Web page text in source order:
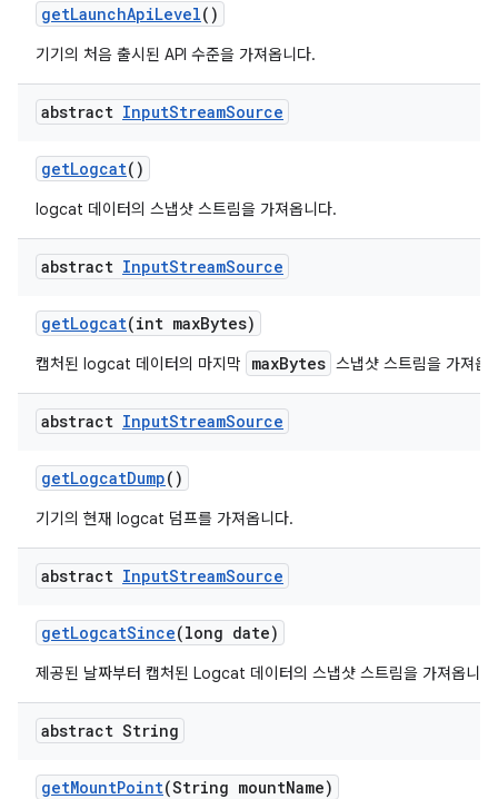
getLaunchApiLevel()
기기의 처음 출시된 API 수준을 가져옵니다.
abstract InputStreamSource
getLogcat()
logcat 데이터의 스냅샷 스트림을 가져옵니다.
abstract InputStreamSource
getLogcat(int maxBytes)
캡처된 logcat 데이터의 마지막 maxBytes 스냅샷 스트림을 가져옵
abstract InputStreamSource
getLogcatDump()
기기의 현재 logcat 덤프를 가져옵니다.
abstract InputStreamSource
getLogcatSince(long date)
제공된 날짜부터 캡처된 Logcat 데이터의 스냅샷 스트림을 가져옵니다.
abstract String
getMountPoint(String mountName)